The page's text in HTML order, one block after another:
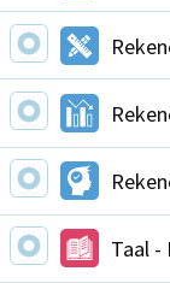
Taal -